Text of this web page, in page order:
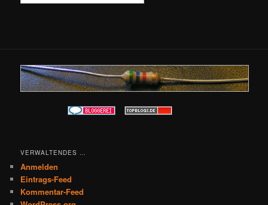
VERWALTENDES …
Anmelden
Eintrags-Feed
Kommentar-Feed